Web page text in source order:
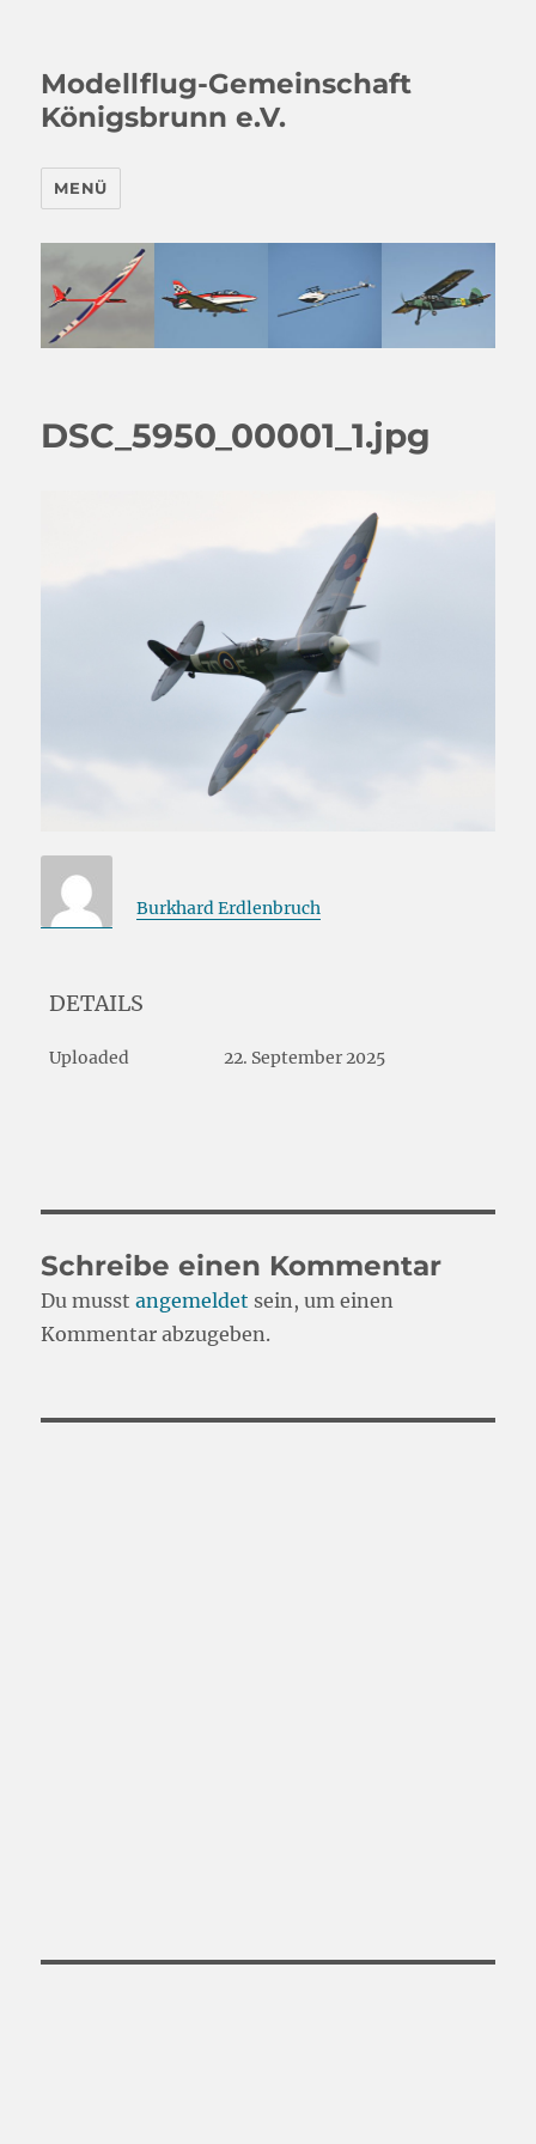
Modellflug-Gemeinschaft
Königsbrunn e.V.
MENÜ
DSC_5950_00001_1.jpg
Burkhard Erdlenbruch
DETAILS
Uploaded 22. September 2025
Schreibe einen Kommentar
Du musstangemeldet sein, um einen
Kommentar abzugeben.